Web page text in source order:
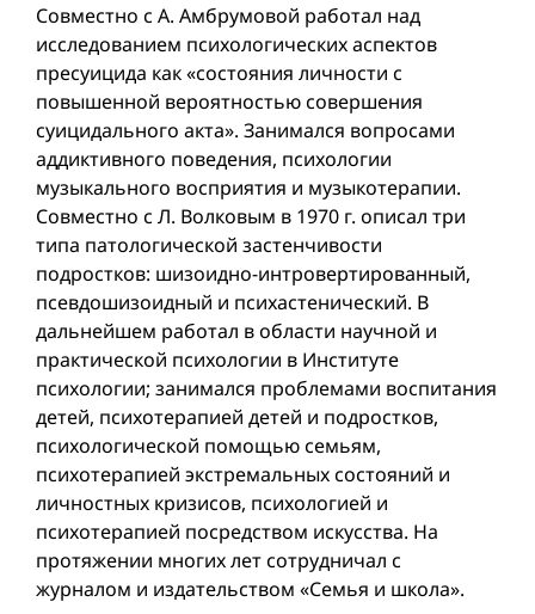
Совместно с А. Амбрумовой работал над
исследованием психологических аспектов
пресуицида как «состояния личности с
повышенной вероятностью совершения
суицидального акта». Занимался вопросами
аддиктивного поведения, психологии
музыкального восприятия и музыкотерапии.
Совместно с Л. Волковым в 1970 г. описал три
типа патологической застенчивости
подростков: шизоидно-интровертированный,
псевдошизоидный и психастенический. В
дальнейшем работал в области научной и
практической психологии в Институте
психологии; занимался проблемами воспитания
детей, психотерапией детей и подростков,
психологической помощью семьям,
психотерапией экстремальных состояний и
личностных кризисов, психологией и
психотерапией посредством искусства. На
протяжении многих лет сотрудничал с
журналом и издательством «Семья и школа».